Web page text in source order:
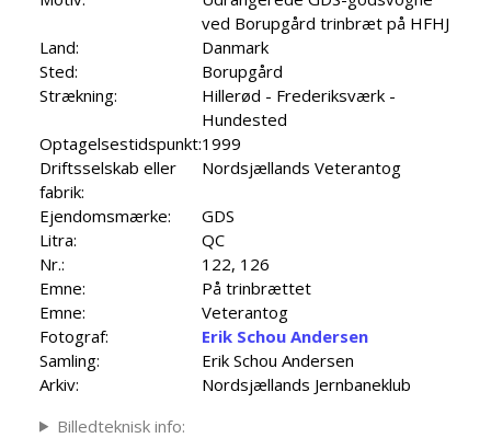
ved Borupgård trinbræt på HFHJ
Land:
Danmark
Sted:
Borupgård
Strækning:
Hillerød - Frederiksværk -
Hundested
Optagelsestidspunkt:1999
Driftsselskab eller
fabrik:
Nordsjællands Veterantog
Ejendomsmærke:
GDS
Litra:
QC
Nr.:
122, 126
Emne:
På trinbrættet
Emne:
Veterantog
Fotograf:
Erik Schou Andersen
Samling:
Erik Schou Andersen
Arkiv:
Nordsjællands Jernbaneklub
Billedteknisk info: